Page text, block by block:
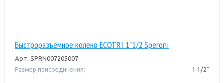
Быстроразъемное колено ECOTRI 1"1/2 Speroni
Арт. SPRN007205007
Размер присоединения: 1 1/2"